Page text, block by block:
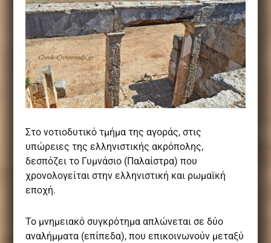
Στο νοτιοδυτικό τμήμα της αγοράς, στις
υπώρειες της ελληνιστικής ακρόπολης,
δεσπόζει το Γυμνάσιο (Παλαίστρα) που
χρονολογείται στην ελληνιστική και ρωμαϊκή
εποχή.
Το μνημειακό συγκρότημα απλώνεται σε δύο
αναλήμματα (επίπεδα), που επικοινωνούν μεταξύ